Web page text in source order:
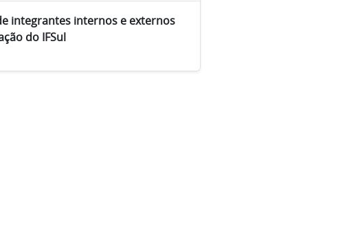
integrantes internos e externos
do IFSul